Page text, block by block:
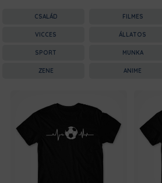
CSALÁD FILMES
VICCES ÁLLATOS
SPORT MUNKA
ZENE ANIME